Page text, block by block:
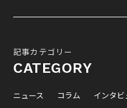
記事カテゴリー
CATEGORY
ニュース コラム インタビ